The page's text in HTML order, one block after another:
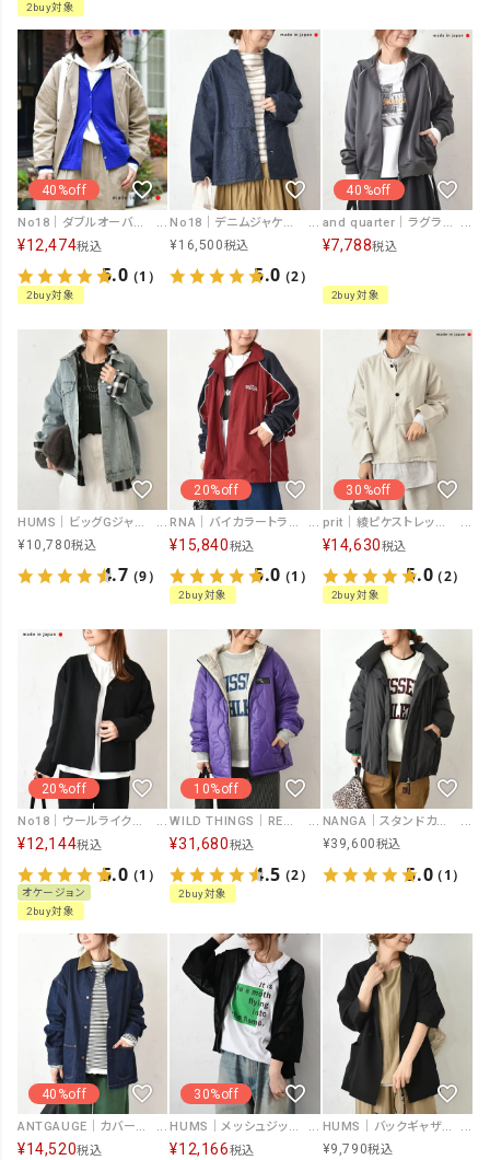
2buy対象
40%off
No18｜ダブルオーバージャケット [[809073]][C]
¥12,474税込
5.0（1）
2buy対象
No18｜デニムジャケット [[CE1JK240903D]][C]
¥16,500税込
5.0（2）
40%off
and quarter｜ラグランスリーブトラックジャケット [[MA-400715]][C]
¥7,788税込
2buy対象
HUMS｜ビッグGジャン [[610342]][C]
¥10,780税込
4.7（9）
20%off
RNA｜バイカラートラックジャケット [[J2156]][C]
¥15,840税込
5.0（1）
2buy対象
30%off
prit｜綾ピケストレッチスタンドカラージャケット [[P90600]][C]
¥14,630税込
5.0（2）
2buy対象
20%off
No18｜ウールライクVネックジャケット [[MA-31707]][C]
¥12,144税込
5.0（1）
オケージョン
2buy対象
10%off
WILD THINGS｜REVERSIBLE BELAY JACKET [[WT25139SK]][C]
¥31,680税込
4.5（2）
2buy対象
NANGA｜スタンドカラーダウンジャケット[[ND2442-1A602]][C]
¥39,600税込
5.0（1）
40%off
ANTGAUGE｜カバーオール [[AA749]][C]
¥14,520税込
30%off
HUMS｜メッシュジップアップジャケット [[HU-CD-04]][C]
¥12,166税込
HUMS｜バックギャザージャケット [[HUM-069]][C]
¥9,790税込